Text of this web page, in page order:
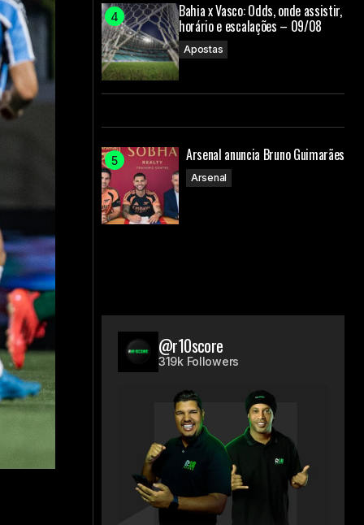
Bahia x Vasco: Odds, onde assistir,
horário e escalações – 09/08
Apostas
Arsenal anuncia Bruno Guimarães
Arsenal
@r10score
319k Followers